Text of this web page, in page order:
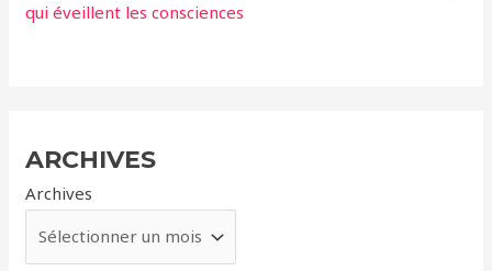
qui éveillent les consciences
ARCHIVES
Archives